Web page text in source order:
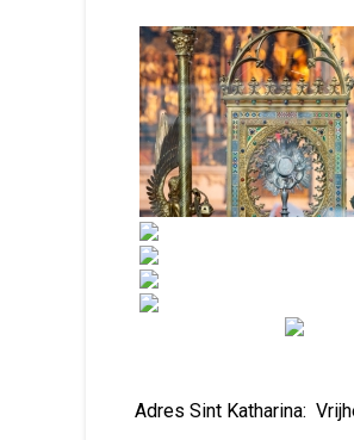
Adres Sint Katharina: